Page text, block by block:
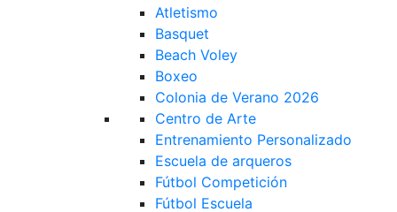
Atletismo
Basquet
Beach Voley
Boxeo
Colonia de Verano 2026
Centro de Arte
Entrenamiento Personalizado
Escuela de arqueros
Fútbol Competición
Fútbol Escuela